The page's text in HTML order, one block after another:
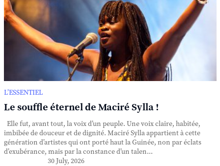
L’ESSENTIEL
Le souffle éternel de Maciré Sylla !
Elle fut, avant tout, la voix d’un peuple. Une voix claire, habitée,
imbibée de douceur et de dignité. Maciré Sylla appartient à cette
génération d’artistes qui ont porté haut la Guinée, non par éclats
d’exubérance, mais par la constance d’un talen...
30 July, 2026